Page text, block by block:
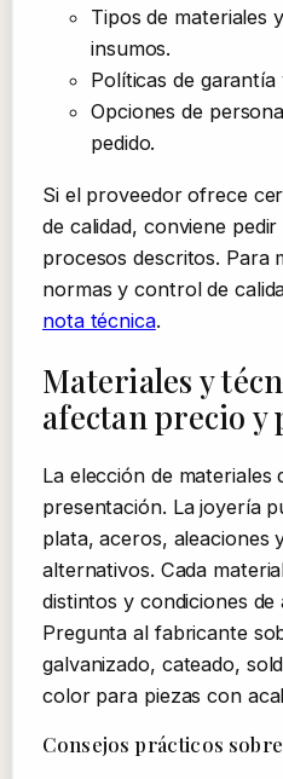
Tipos de materiales
insumos.
Políticas de
Opciones de
pedido.
Si el proveedor ofrece
de calidad, conviene
procesos descritos. Para
normas y control de
nota técnica.
Materiales y
afectan precio y
La elección de materiales
presentación. La joyería
plata, aceros, aleaciones
alternativos. Cada
distintos y condiciones de
Pregunta al fabricante
galvanizado, cateado,
color para piezas con
Consejos prácticos